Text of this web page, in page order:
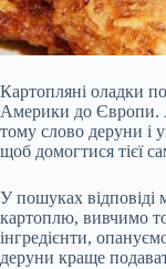
Картопляні оладки
Америки до Європи.
тому слово деруни і
щоб домогтися тієї
У пошуках відповіді
картоплю, вивчимо
інгредієнти,
деруни краще